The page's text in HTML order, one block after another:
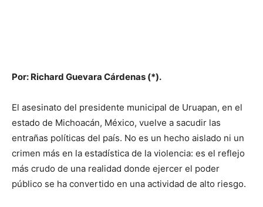
Por: Richard Guevara Cárdenas (*).
El asesinato del presidente municipal de Uruapan, en el
estado de Michoacán, México, vuelve a sacudir las
entrañas políticas del país. No es un hecho aislado ni un
crimen más en la estadística de la violencia: es el reflejo
más crudo de una realidad donde ejercer el poder
público se ha convertido en una actividad de alto riesgo.